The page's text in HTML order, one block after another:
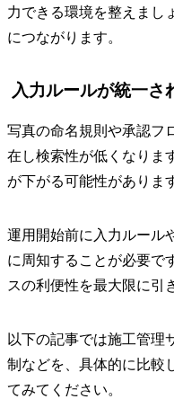
力できる環境を整えまし
につながります。
入力ルールが統一さ
写真の命名規則や承認フ
在し検索性が低くなりま
が下がる可能性がありま
運用開始前に入力ルール
に周知することが必要で
スの利便性を最大限に引
以下の記事では施工管理
制などを、具体的に比較
てみてください。